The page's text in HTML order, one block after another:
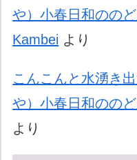
や）小春日和のの
Kambei より
こんこんと水湧き
や）小春日和のの
より